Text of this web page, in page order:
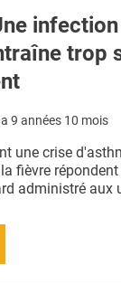
trop
9 années 10 mois
une crise
fièvre
administré aux